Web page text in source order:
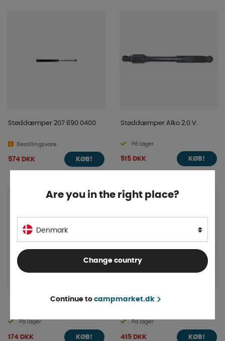
Støddæmper 207 690 0400
Bestillingsvare
574 DKK KØB!
Støddæmper Alko 2.0 V.
På lager
515 DKK KØB!
På lager
174 DKK KØB!
Carbest niveauklods, pakke
På lager
415 DKK KØB!
Are you in the right place?
Denmark
Change country
Continue to campmarket.dk